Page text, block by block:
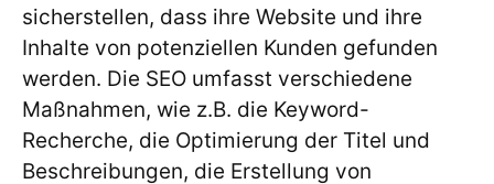
sicherstellen, dass ihre Website und ihre
Inhalte von potenziellen Kunden gefunden
werden. Die SEO umfasst verschiedene
Maßnahmen, wie z.B. die Keyword-
Recherche, die Optimierung der Titel und
Beschreibungen, die Erstellung von